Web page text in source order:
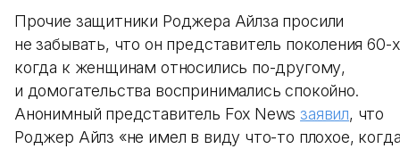
Прочие защитники Роджера Айлза просили
не забывать, что он представитель поколения 60-
когда к женщинам относились по-другому,
и домогательства воспринимались спокойно.
Анонимный представитель Fox News заявил, что
Роджер Айлз «не имел в виду что-то плохое,